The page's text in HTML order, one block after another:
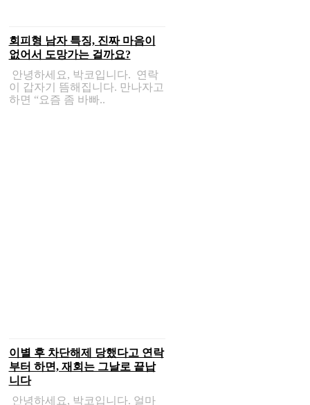
회피형 남자 특징, 진짜 마음이
없어서 도망가는 걸까요?
안녕하세요, 박코입니다. 연락
이 갑자기 뜸해집니다. 만나자고
하면 “요즘 좀 바빠..
이별 후 차단해제 당했다고 연락
부터 하면, 재회는 그날로 끝납
니다
안녕하세요, 박코입니다. 얼마